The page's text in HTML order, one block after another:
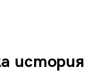
история